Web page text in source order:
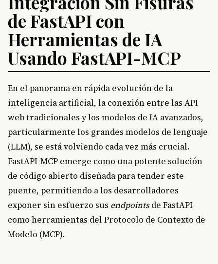
de FastAPI con
Herramientas de IA
Usando FastAPI-MCP
En el panorama en rápida evolución de la
inteligencia artificial, la conexión entre las API
web tradicionales y los modelos de IA avanzados,
particularmente los grandes modelos de lenguaje
(LLM), se está volviendo cada vez más crucial.
FastAPI-MCP emerge como una potente solución
de código abierto diseñada para tender este
puente, permitiendo a los desarrolladores
exponer sin esfuerzo sus endpointsde FastAPI
como herramientas del Protocolo de Contexto de
Modelo (MCP).